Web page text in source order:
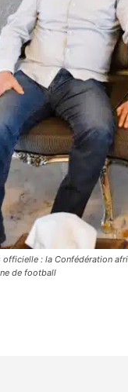
: la Confédération
de football